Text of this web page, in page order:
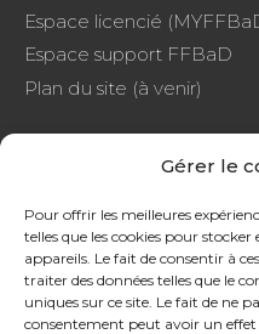
Gérer le
Pour offrir les meilleures
telles que les cookies pour
appareils. Le fait de consentir à
traiter des données telles que le
uniques sur ce site. Le fait de ne
consentement peut avoir un
Espace licencié
Espace support FFBaD
Plan du site (à venir)
FAQ
CGU
Protection de données